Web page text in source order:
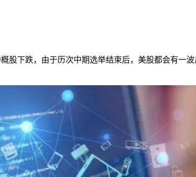
股下跌，由于历次中期选举结束后，美股都会有一